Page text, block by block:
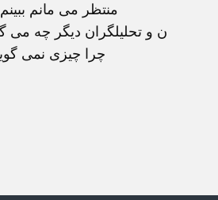
منتظر می مانم
ن و تحليلگران ديگر چه می
چرا چيزی نمی